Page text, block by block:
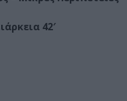
42′